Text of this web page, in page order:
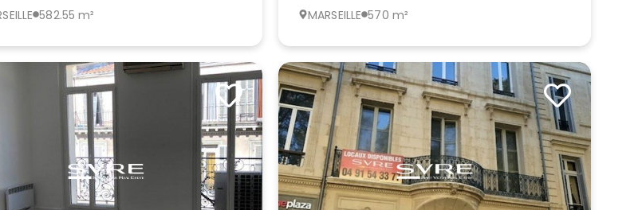
582.55 m² MARSEILLE 570 m²